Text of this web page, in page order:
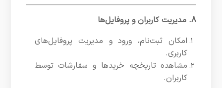
8. مدیریت کاربران و پروفایل‌ها
امکان ثبت‌نام، ورود و مدیریت پروفایل‌های
کاربری.
مشاهده تاریخچه خریدها و سفارشات توسط
کاربران.